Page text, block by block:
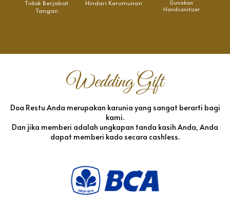
Tidak Berjabat
Tangan
Hindari Kerumunan
Gunakan
Handsanitizer
Wedding Gift
Doa Restu Anda merupakan karunia yang sangat berarti bagi
kami.
Dan jika memberi adalah ungkapan tanda kasih Anda, Anda
dapat memberi kado secara cashless.